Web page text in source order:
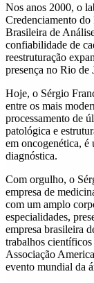
Nos anos 2000, o
Credenciamento do
Brasileira de
confiabilidade de
reestruturação
presença no Rio de
Hoje, o Sérgio
entre os mais
processamento de
patológica e
em oncogenética, é
diagnóstica.
Com orgulho, o
empresa de
com um amplo
especialidades,
empresa brasileira
trabalhos
Associação
evento mundial da